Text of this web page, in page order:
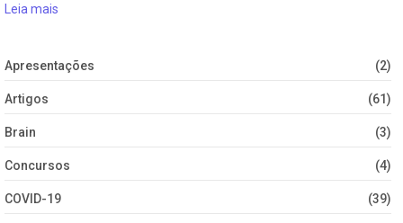
Leia mais
Apresentações (2)
Artigos (61)
Brain (3)
Concursos (4)
COVID-19 (39)